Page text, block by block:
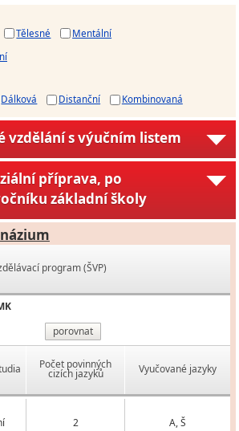
Tělesné
Mentální
Dálková Distanční Kombinovaná
vzdělání s výučním listem
příprava, po
základní školy
program (ŠVP)
porovnat
Počet povinných
cizích jazyků Vyučované jazyky
2 A, Š